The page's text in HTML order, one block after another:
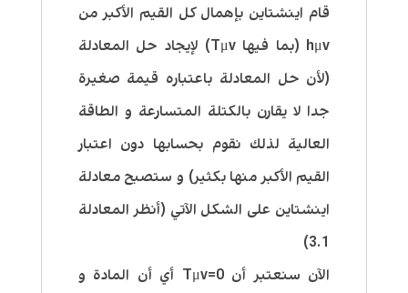
قام اينشتاين بإهمال كل القيم الأكبر من
hμv (بما فيها Tμv) لإيجاد حل المعادلة
(لأن حل المعادلة باعتباره قيمة صغيرة
جدا لا يقارن بالكتلة المتسارعة و الطاقة
العالية لذلك نقوم بحسابها دون اعتبار
القيم الأكبر منها بكثير) و ستصبح معادلة
اينشتاين على الشكل الآتي (أنظر المعادلة
3.1)
الآن سنعتبر أن Tμv=0 أي أن المادة و